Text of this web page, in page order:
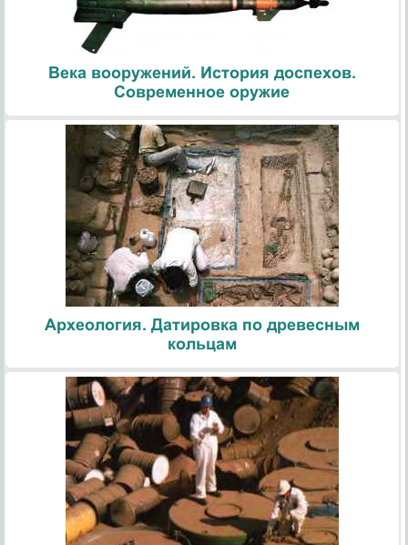
Века вооружений. История доспехов.
Современное оружие
Археология. Датировка по древесным
кольцам